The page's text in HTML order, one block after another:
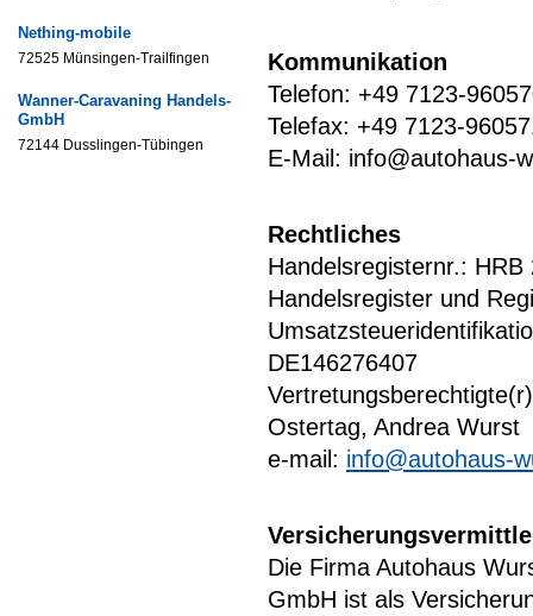
Nething-mobile
72525 Münsingen-Trailfingen
Wanner-Caravaning Handels-
GmbH
72144 Dusslingen-Tübingen
Kommunikation
Telefon: +49 7123-
Telefax: +49 7123-
E-Mail: info@autohaus-
Rechtliches
Handelsregisternr.: HRB
Handelsregister und
DE146276407
Ostertag, Andrea Wurst
e-mail: info@autohaus-
Die Firma Autohaus
GmbH ist als